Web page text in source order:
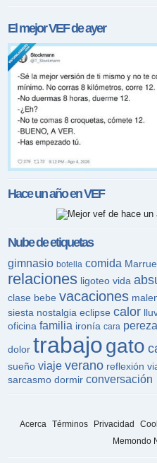
El mejorVEFde ayer
Hace un año enVEF
Nube de etiquetas
gimnasio botella comida
relaciones ligoteo vida
clase bebe vacaciones
siesta nostalgia eclipse calor
oficina familia ironía cara pereza
dolor trabajogato
sueño viaje verano reflexión
sarcasmo dormir conversación
Acerca Términos Privacidad
Memondo